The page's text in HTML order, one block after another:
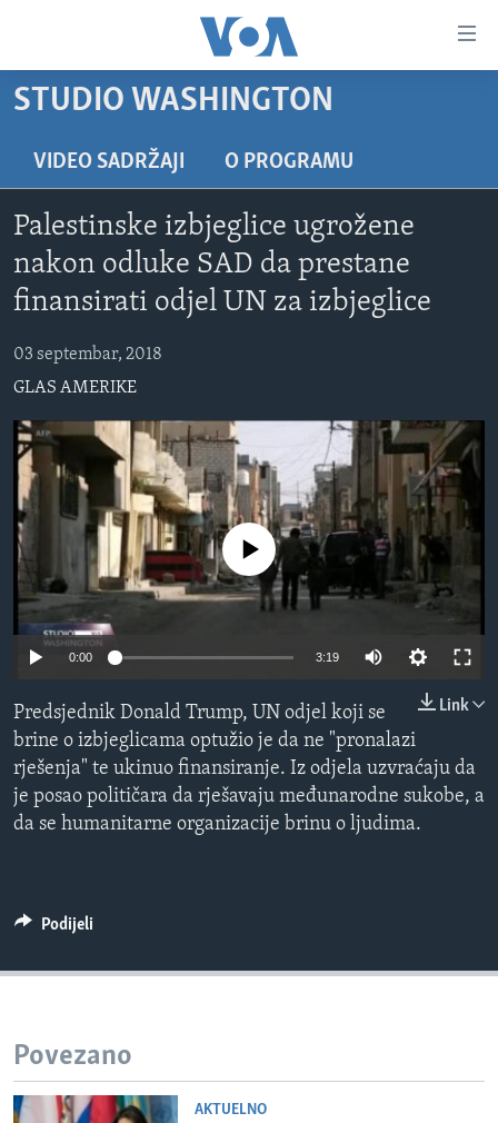
glavni
Pređi
na
glavnu
navigaciju
Idi
na
VIDEO
VIJESTI
BOSNA I HERCEGOVINA
SVIJET
NAUKA I TEHNOLOGIJA
SPECIJALNI PROJEKTI
KORUPCIJA
SLOBODA MEDIJA
ŽENSKA STRANA
IZBJEGLIČKA STRANA
MAGAZIN
O GLASU AMERIKE
Learning English
Jezici
STUDIO WASHINGTON
VIDEO SADRŽAJI O PROGRAMU
Palestinske izbjeglice ugrožene
nakon odluke SAD da prestane
finansirati odjel UN za izbjeglice
03 septembar, 2018
GLAS AMERIKE
No media source currently available
0:00 3:19
Link
Predsjednik Donald Trump, UN odjel koji se
brine o izbjeglicama optužio je da ne "pronalazi
rješenja" te ukinuo finansiranje. Iz odjela uzvraćaju da
je posao političara da rješavaju međunarodne sukobe, a
da se humanitarne organizacije brinu o ljudima.
Podijeli
Povezano
AKTUELNO